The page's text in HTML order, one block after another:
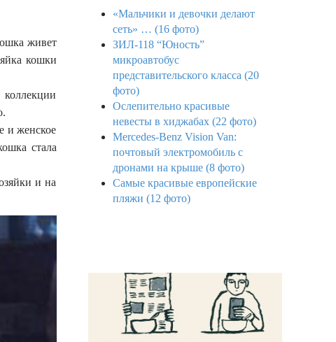
живет
кошки
коллекции
и женское
стала
и на
«Мальчики и девочки делают
сеть» … (16 фото)
ЗИЛ-118 “Юность”
микроавтобус
представительского класса (20
фото)
Ослепительно красивые
невесты в хиджабах (22 фото)
Mercedes-Benz Vision Van:
почтовый электромобиль с
дронами на крыше (8 фото)
Самые красивые европейские
пляжи (12 фото)